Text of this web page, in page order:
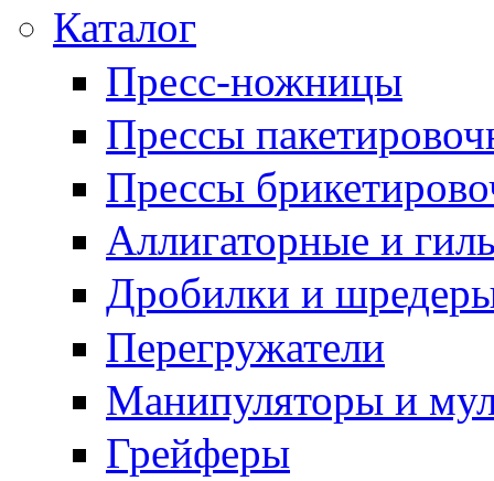
Каталог
Пресс-ножницы
Прессы
Прессы
Аллигаторные и
Дробилки и
Перегружатели
Манипуляторы и
Грейферы